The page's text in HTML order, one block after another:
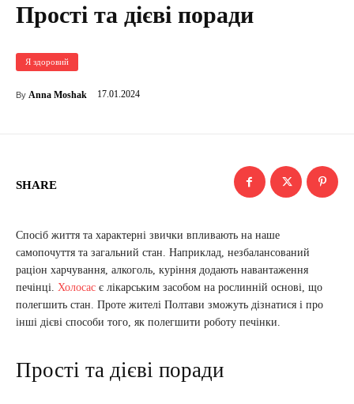
Прості та дієві поради
Я здоровий
By Anna Moshak 17.01.2024
SHARE
Спосіб життя та характерні звички впливають на наше
самопочуття та загальний стан. Наприклад, незбалансований
раціон харчування, алкоголь, куріння додають навантаження
печінці. Холосас є лікарським засобом на рослинній основі, що
полегшить стан. Проте жителі Полтави зможуть дізнатися і про
інші дієві способи того, як полегшити роботу печінки.
Прості та дієві поради